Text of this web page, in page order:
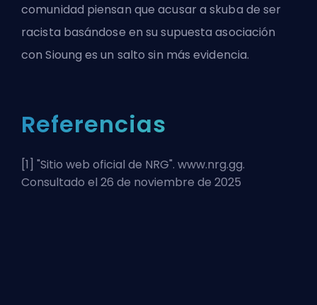
comunidad piensan que acusar a skuba de ser
racista basándose en su supuesta asociación
con Sioung es un salto sin más evidencia.
Referencias
[1] "Sitio web oficial de NRG". www.nrg.gg.
Consultado el 26 de noviembre de 2025